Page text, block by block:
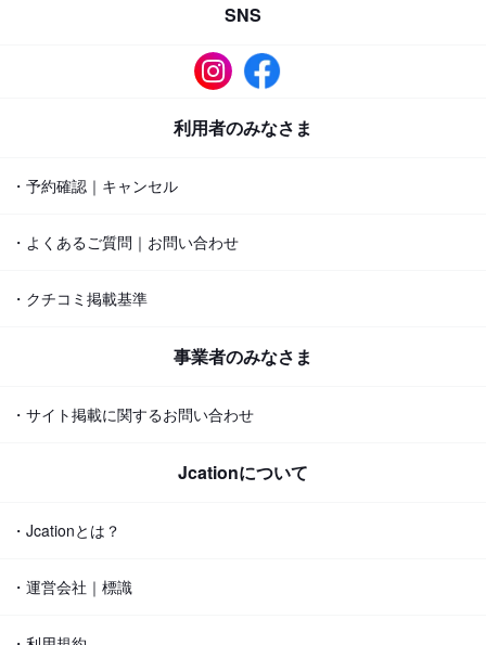
SNS
利用者のみなさま
・予約確認｜キャンセル
・よくあるご質問｜お問い合わせ
・クチコミ掲載基準
事業者のみなさま
・サイト掲載に関するお問い合わせ
Jcationについて
・Jcationとは？
・運営会社｜標識